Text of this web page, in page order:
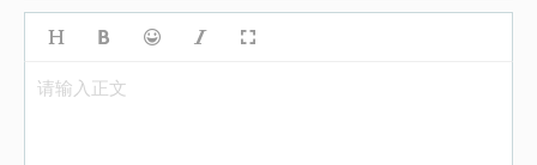
请输入正文